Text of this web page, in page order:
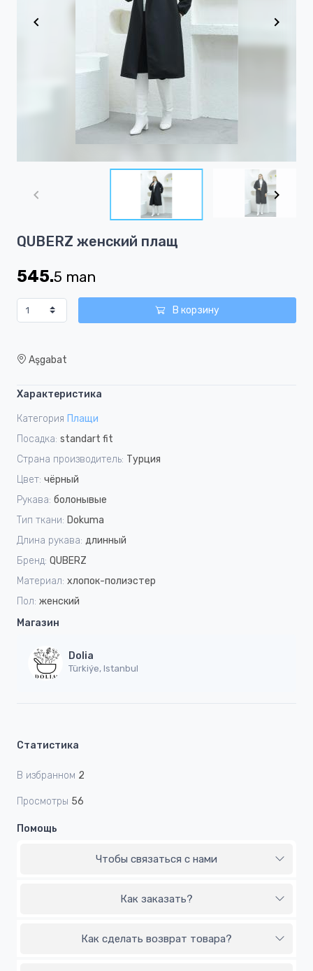
1
5
QUBERZ женский плащ
545.5 man
В корзину
Aşgabat
Характеристика
Категория Плащи
Посадка: standart fit
Страна производитель: Турция
Цвет: чёрный
Рукава: болонывые
Тип ткани: Dokuma
Длина рукава: длинный
Бренд: QUBERZ
Материал: хлопок-полиэстер
Пол: женский
Магазин
Dolia
Türkiýe, Istanbul
Статистика
В избранном 2
Просмотры 56
Помощь
Чтобы связаться с нами
Как заказать?
Как сделать возврат товара?